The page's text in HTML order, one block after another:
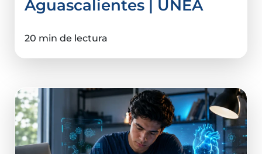
Aguascalientes | UNEA
20 min de lectura